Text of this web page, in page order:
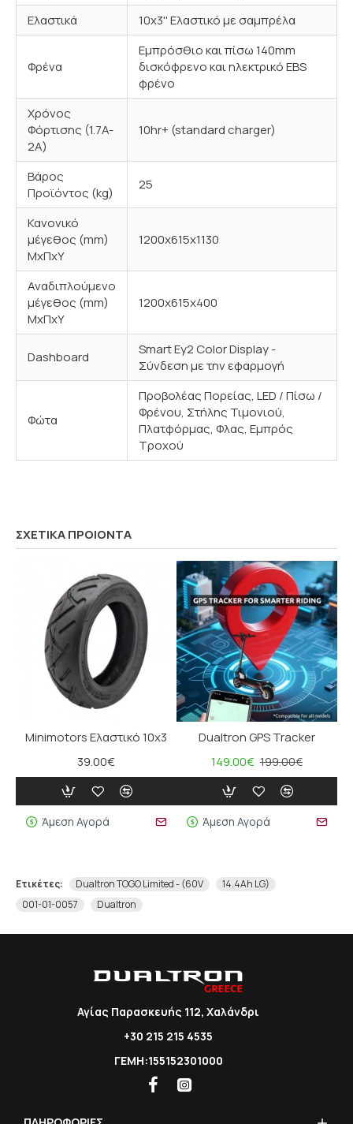
ΣΧΕΤΙΚΑ ΠΡΟΙΟΝΤΑ
Minimotors Ελαστικό 10x3
39.00€
Άμεση Αγορά
Dualtron GPS Tracker
149.00€ 199.00€
Άμεση Αγορά
Ελαστικά
10x3'' Ελαστικό με σαμπρέλα
Φρένα
Εμπρόσθιο και πίσω 140mm
δισκόφρενο και ηλεκτρικό ΕBS
φρένο
Χρόνος
Φόρτισης (1.7A-
2A)
10hr+ (standard charger)
Βάρος
Προϊόντος (kg)
25
Κανονικό
μέγεθος (mm)
MxΠxΥ
1200x615x1130
Αναδιπλούμενο
μέγεθος (mm)
ΜxΠxΥ
1200x615x400
Dashboard
Smart Ey2 Color Display -
Σύνδεση με την εφαρμογή
Φώτα
Προβολέας Πορείας, LED / Πίσω /
Φρένου, Στήλης Τιμονιού,
Πλατφόρμας, Φλας, Εμπρός
Τροχού
Ετικέτες: Dualtron TOGO Limited - (60V
14.4Ah LG)
001-01-0057
Dualtron
Αγίας Παρασκευής 112, Χαλάνδρι
+30 215 215 4535
ΓΕΜΗ:155152301000